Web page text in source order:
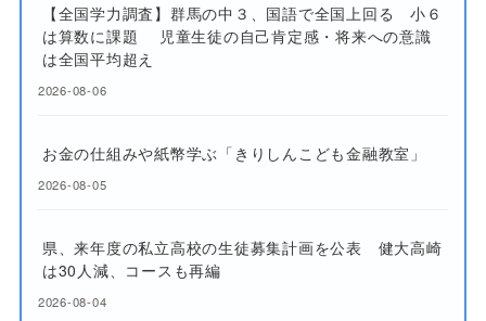
【全国学力調査】群馬の中３、国語で全国上回る 小６
は算数に課題 児童生徒の自己肯定感・将来への意識
は全国平均超え
2026-08-06
お金の仕組みや紙幣学ぶ「きりしんこども金融教室」
2026-08-05
県、来年度の私立高校の生徒募集計画を公表 健大高崎
は30人減、コースも再編
2026-08-04